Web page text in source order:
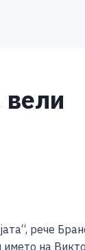
рече
името на